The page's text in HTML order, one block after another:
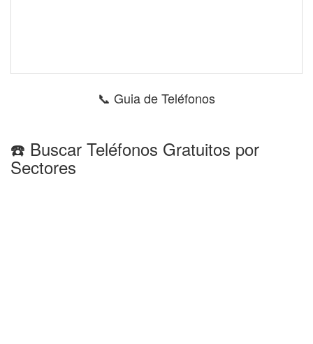
📞 Guia de Teléfonos
☎️ Buscar Teléfonos Gratuitos por
Sectores